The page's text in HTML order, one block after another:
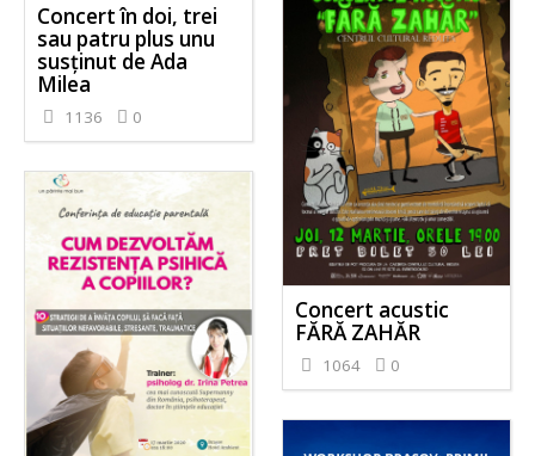
Concert în doi, trei
sau patru plus unu
susținut de Ada
Milea
1136 0
Concert acustic
FĂRĂ ZAHĂR
1064 0